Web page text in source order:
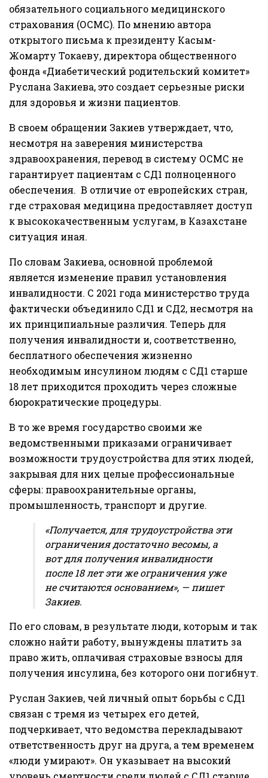
обязательного социального медицинского
страхования (ОСМС). По мнению автора
открытого письма к президенту Касым-
Жомарту Токаеву, директора общественного
фонда «Диабетический родительский комитет»
Руслана Закиева, это создает серьезные риски
для здоровья и жизни пациентов.
В своем обращении Закиев утверждает, что,
несмотря на заверения министерства
здравоохранения, перевод в систему ОСМС не
гарантирует пациентам с СД1 полноценного
обеспечения. В отличие от европейских стран,
где страховая медицина предоставляет доступ
к высококачественным услугам, в Казахстане
ситуация иная.
По словам Закиева, основной проблемой
является изменение правил установления
инвалидности. С 2021 года министерство труда
фактически объединило СД1 и СД2, несмотря на
их принципиальные различия. Теперь для
получения инвалидности и, соответственно,
бесплатного обеспечения жизненно
необходимым инсулином людям с СД1 старше
18 лет приходится проходить через сложные
бюрократические процедуры.
В то же время государство своими же
ведомственными приказами ограничивает
возможности трудоустройства для этих людей,
закрывая для них целые профессиональные
сферы: правоохранительные органы,
промышленность, транспорт и другие.
«Получается, для трудоустройства эти
ограничения достаточно весомы, а
вот для получения инвалидности
после 18 лет эти же ограничения уже
не считаются основанием», — пишет
Закиев.
По его словам, в результате люди, которым и так
сложно найти работу, вынуждены платить за
право жить, оплачивая страховые взносы для
получения инсулина, без которого они погибнут.
Руслан Закиев, чей личный опыт борьбы с СД1
связан с тремя из четырех его детей,
подчеркивает, что ведомства перекладывают
ответственность друг на друга, а тем временем
«люди умирают». Он указывает на высокий